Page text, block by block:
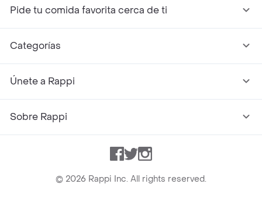
Pide tu comida favorita cerca de ti
Categorías
Únete a Rappi
Sobre Rappi
Facebook
TwitterInstagram
© 2026 Rappi Inc. All rights reserved.